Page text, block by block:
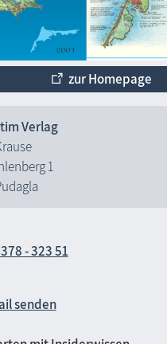
zur Homepage
Verlag
1
- 323 51
senden